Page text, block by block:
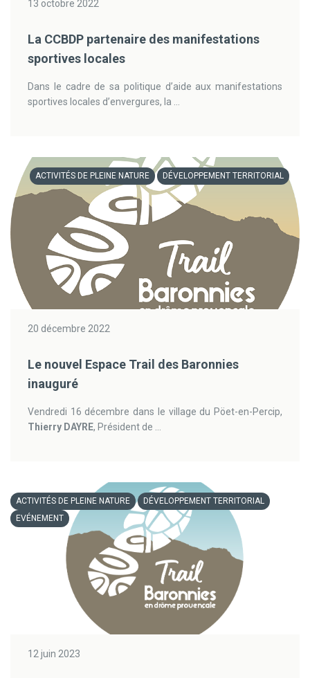
13 octobre 2022
La CCBDP partenaire des manifestations
sportives locales
Dans le cadre de sa politique d’aide aux manifestations
sportives locales d’envergures, la ...
ACTIVITÉS DE PLEINE NATURE DÉVELOPPEMENT TERRITORIAL
20 décembre 2022
Le nouvel Espace Trail des Baronnies
inauguré
Vendredi 16 décembre dans le village du Pöet-en-Percip,
Thierry DAYRE, Président de ...
ACTIVITÉS DE PLEINE NATURE
DÉVELOPPEMENT TERRITORIAL
EVÉNEMENT
12 juin 2023